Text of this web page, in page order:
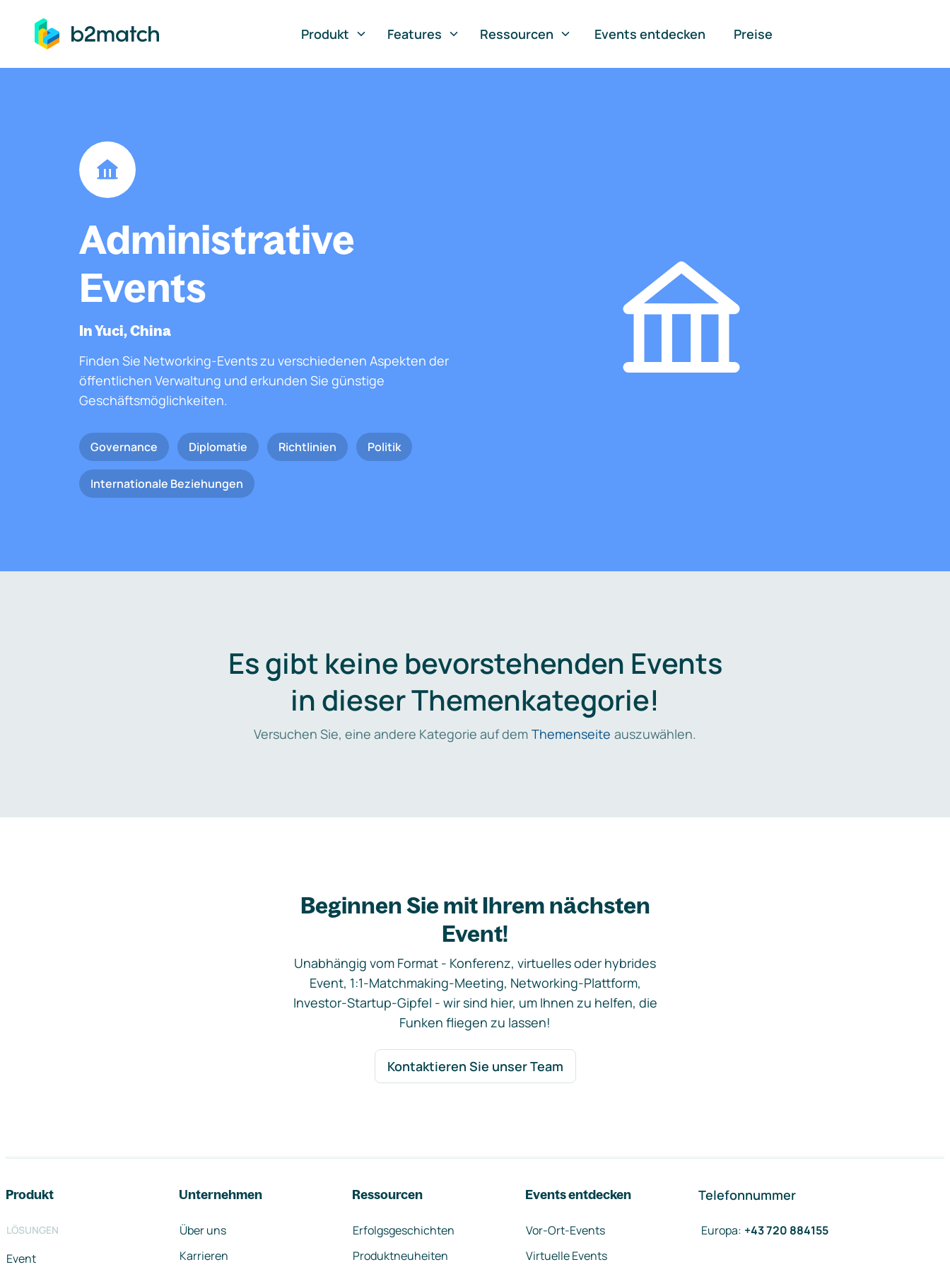
springen
Produkt
Features Ressourcen Events entdecken Preise
Administrative
Events
In Yuci, China
Finden Sie Networking-Events zu verschiedenen Aspekten der
öffentlichen Verwaltung und erkunden Sie günstige
Geschäftsmöglichkeiten.
Governance Diplomatie Richtlinien Politik
Internationale Beziehungen
Es gibt keine bevorstehenden Events
in dieser Themenkategorie!
Versuchen Sie, eine andere Kategorie auf dem Themenseite auszuwählen.
Beginnen Sie mit Ihrem nächsten
Event!
Unabhängig vom Format - Konferenz, virtuelles oder hybrides
Event, 1:1-Matchmaking-Meeting, Networking-Plattform,
Investor-Startup-Gipfel - wir sind hier, um Ihnen zu helfen, die
Funken fliegen zu lassen!
Kontaktieren Sie unser Team
Produkt
LÖSUNGEN
Event
Unternehmen
Über uns
Karrieren
Ressourcen
Erfolgsgeschichten
Produktneuheiten
Events entdecken
Vor-Ort-Events
Virtuelle Events
Telefonnummer
Europa: +43 720 884155